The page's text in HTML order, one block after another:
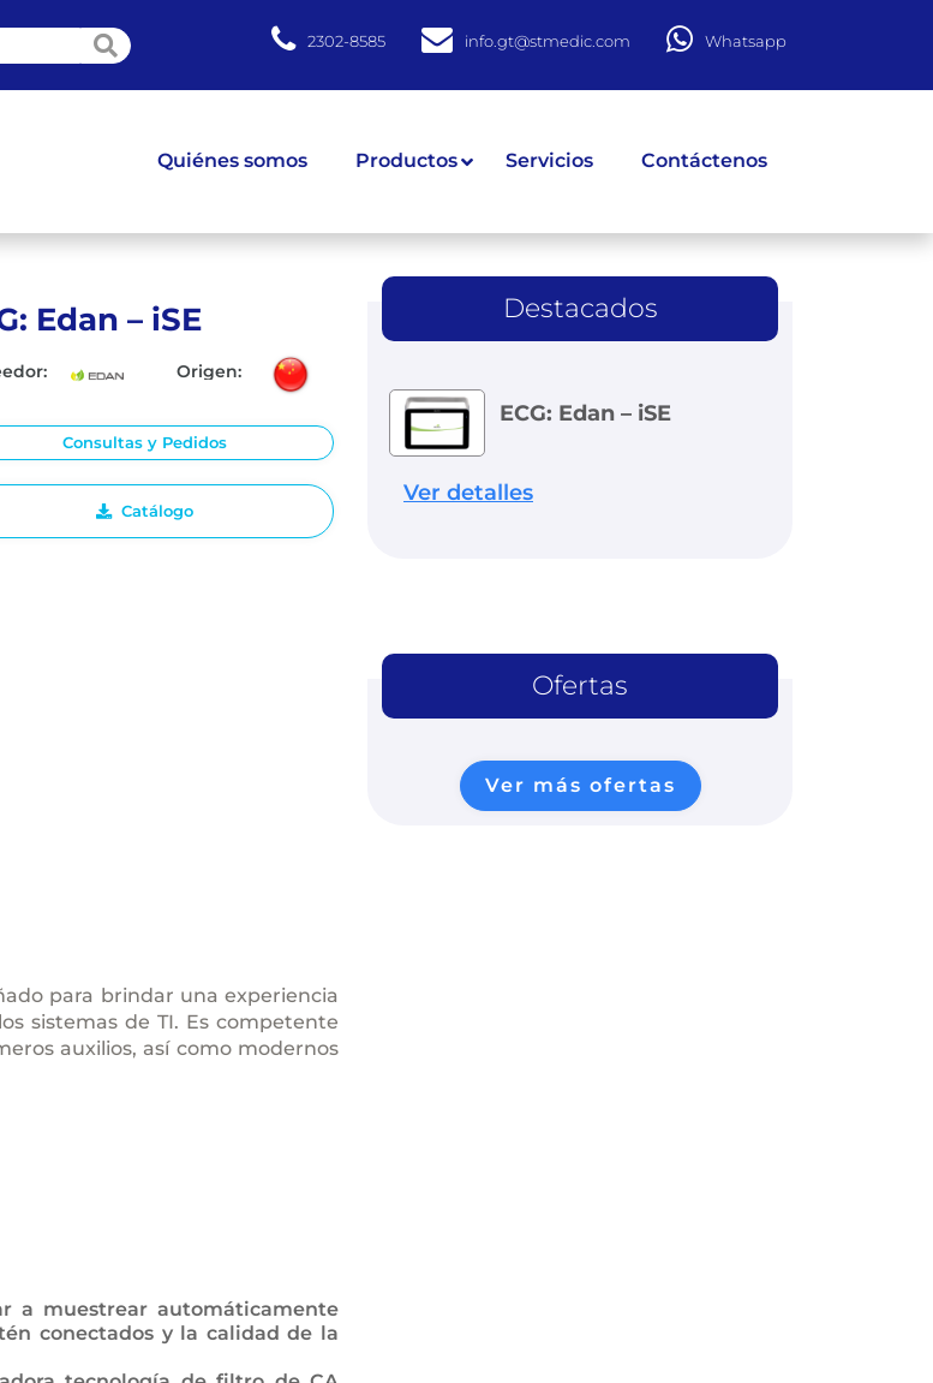
2302-8585 info.gt@stmedic.com Whatsapp
Quiénes somos Productos Servicios Contáctenos
Edan – iSE
Origen:
Consultas y Pedidos
Catálogo
para brindar una experiencia
sistemas de TI. Es competente
auxilios, así como modernos
a muestrear automáticamente
conectados y la calidad de la
Destacados
ECG: Edan – iSE
Ver detalles
Ofertas
Ver más ofertas